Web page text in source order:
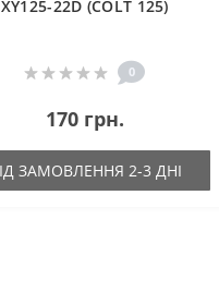
XY125-22D (COLT 125)
0
170 грн.
ЗАМОВЛЕННЯ 2-3 ДНІ